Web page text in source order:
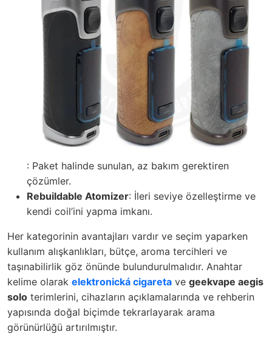
: Paket halinde sunulan, az bakım gerektiren
çözümler.
Rebuildable Atomizer: İleri seviye özelleştirme ve
kendi coil’ini yapma imkanı.
Her kategorinin avantajları vardır ve seçim yaparken
kullanım alışkanlıkları, bütçe, aroma tercihleri ve
taşınabilirlik göz önünde bulundurulmalıdır. Anahtar
kelime olarak elektronická cigareta ve geekvape aegis
solo terimlerini, cihazların açıklamalarında ve rehberin
yapısında doğal biçimde tekrarlayarak arama
görünürlüğü artırılmıştır.